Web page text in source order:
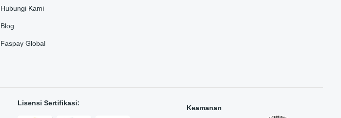
Hubungi Kami
Blog
Faspay Global
Lisensi Sertifikasi:
Keamanan